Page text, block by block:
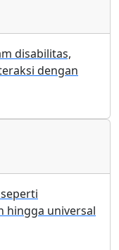
disabilitas,
dengan
hingga universal